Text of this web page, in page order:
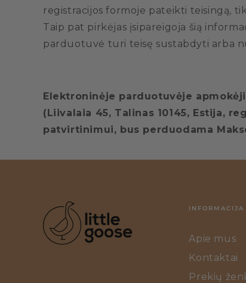
registracijos formoje pateikti teisingą,
Taip pat pirkėjas įsipareigoja šią
parduotuvė turi teisę sustabdyti arba
Elektroninėje parduotuvėje
(Liivalaia 45, Talinas 10145, Estija,
patvirtinimui, bus perduodama
Apie mus
Kontaktai
Prekių